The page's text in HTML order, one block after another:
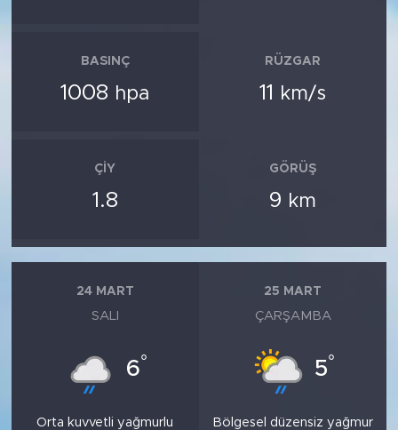
BASINÇ
1008 hpa
RÜZGAR
11 km/s
ÇIY
1.8
GÖRÜŞ
9 km
24 MART
SALI
6°
Orta kuvvetli yağmurlu
25 MART
ÇARŞAMBA
5°
Bölgesel düzensiz yağmur